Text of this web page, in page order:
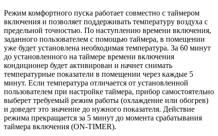
Режим комфортного пуска работает совместно с таймером
включения и позволяет поддерживать температуру воздуха с
предельной точностью. По наступлению времени включения,
заданного пользователем с помощью таймера, в помещении
уже будет установлена необходимая температура. За 60 минут
до установленного на таймере времени включения
кондиционер будет активирован и начнет снимать
температурные показатели в помещении через каждые 5
минут. Если температура отличается от установленной
пользователем при настройке таймера, прибор самостоятельно
выберет требуемый режим работы (охлаждение или обогрев)
и доведет это значение до нужного показателя. Действие
режима прекращается за 5 минут до момента срабатывания
таймера включения (ON-TIMER).